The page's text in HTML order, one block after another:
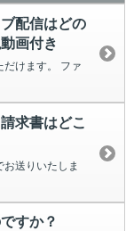
配信はどの
画付き
だけます。 ファ
求書はどこ
送りいたしま
すか？